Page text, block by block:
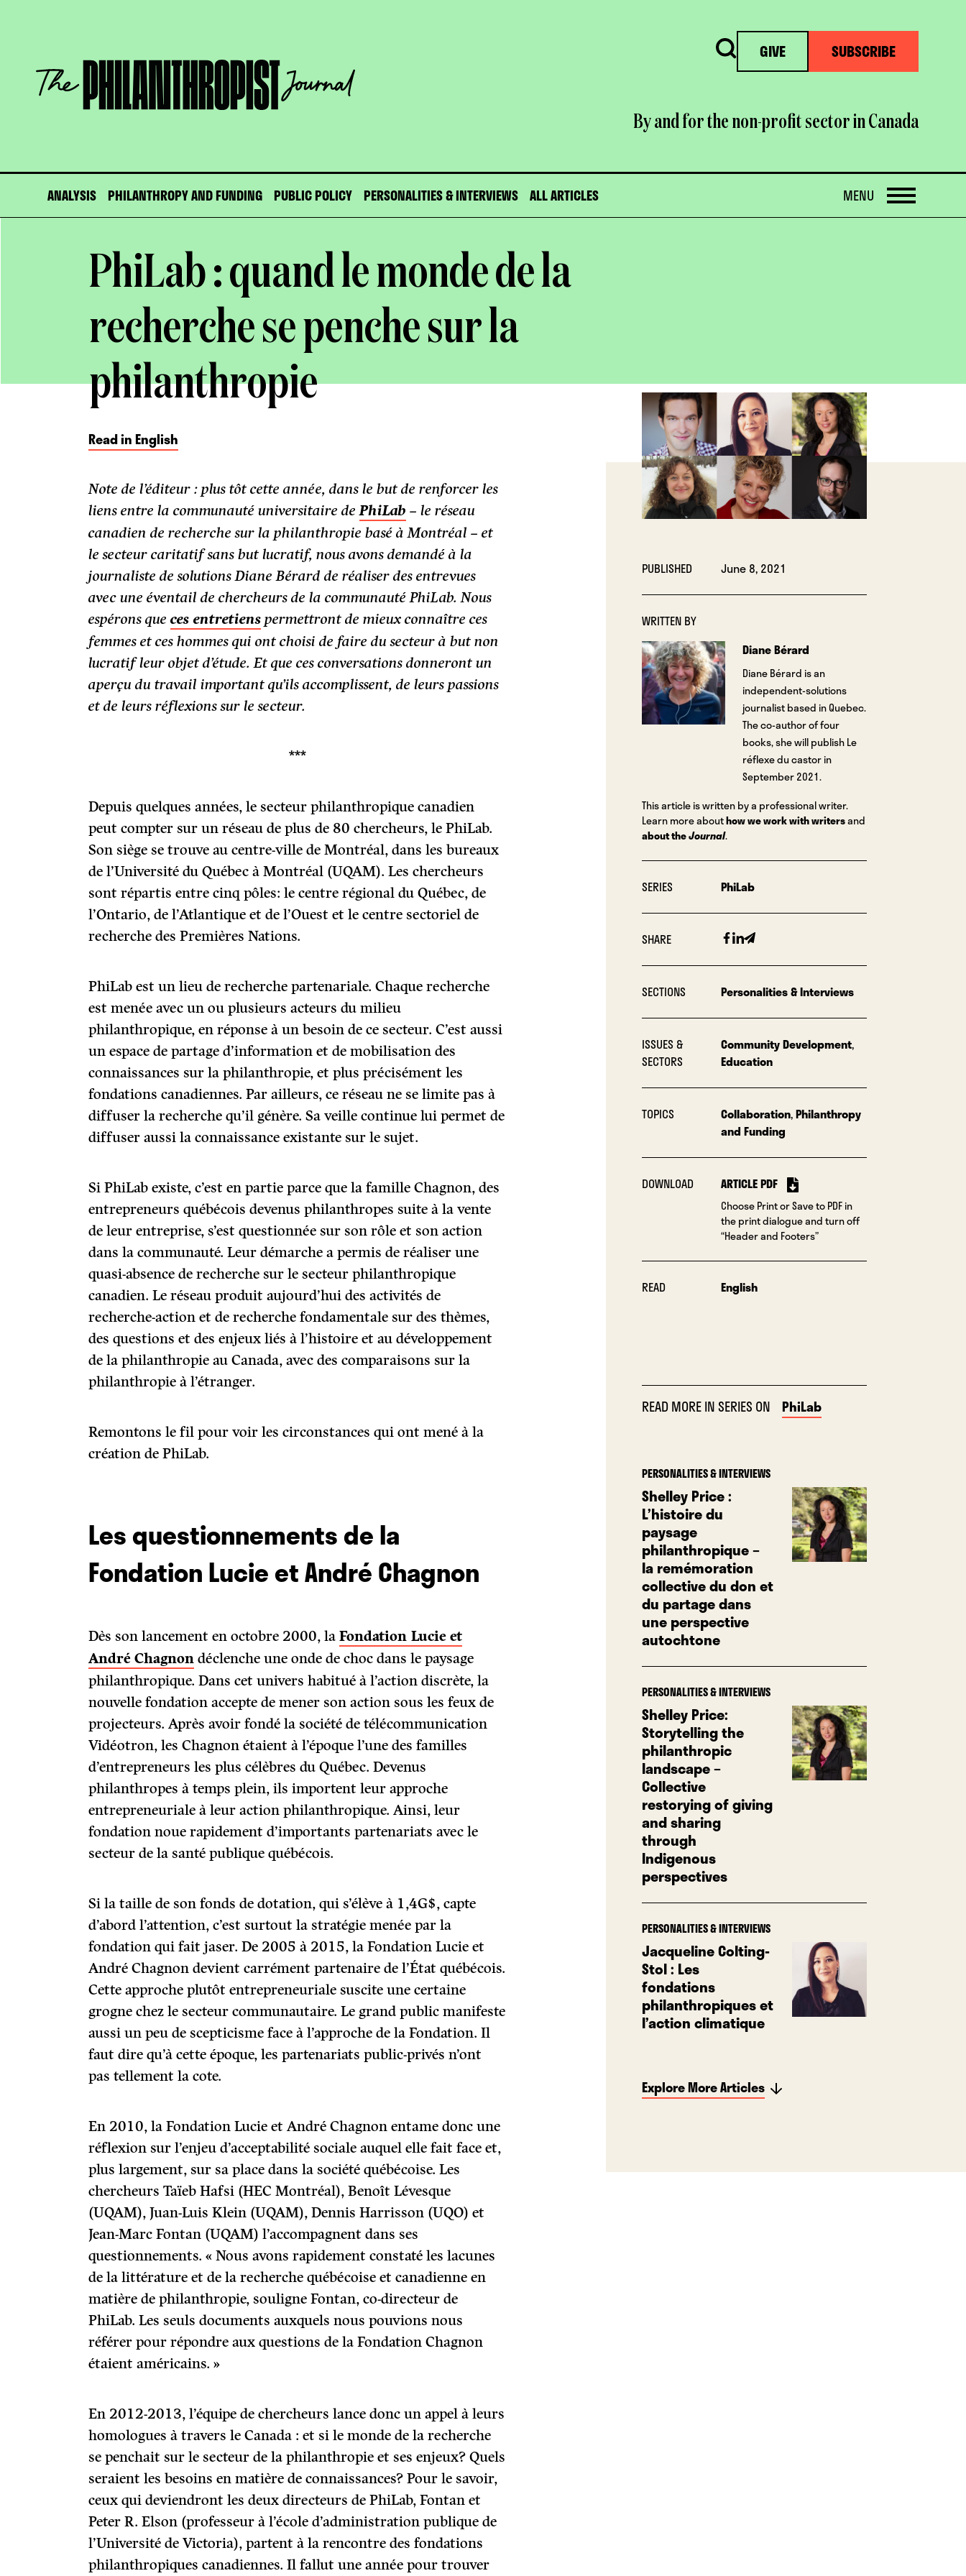
The
Philanthropist
Journal
Search GIVE SUBSCRIBE
By and for the non-profit sector in Canada
ANALYSIS PHILANTHROPY AND FUNDING PUBLIC POLICY PERSONALITIES & INTERVIEWS ALL ARTICLES OPEN
MENU
PhiLab : quand le monde de la
recherche se penche sur la
philanthropie
OPEN
IMAGE
LIGHTBOX
PUBLISHED June 8, 2021
WRITTEN BY
Diane Bérard
Diane Bérard is an
independent-solutions
journalist based in Quebec.
The co-author of four
books, she will publish Le
réflexe du castor in
September 2021.
This article is written by a professional writer.
Learn more abouthow we work with writersand
about theJournal.
SERIES PhiLab
SHARE Facebook
Linkedin
Email
SECTIONS Personalities & Interviews
ISSUES &
SECTORS
Community Development,
Education
TOPICS Collaboration,Philanthropy
and Funding
DOWNLOAD ARTICLE PDF
Choose Print or Save to PDF in
the print dialogue and turn off
“Header and Footers”
READ English
READ MORE IN SERIES ON PhiLab
PERSONALITIES & INTERVIEWS
Shelley Price :
L’histoire du
paysage
philanthropique –
la remémoration
collective du don et
du partage dans
une perspective
autochtone
PERSONALITIES & INTERVIEWS
Shelley Price:
Storytelling the
philanthropic
landscape –
Collective
restorying of giving
and sharing
through
Indigenous
perspectives
PERSONALITIES & INTERVIEWS
Jacqueline Colting-
Stol : Les
fondations
philanthropiques et
l’action climatique
Explore More Articles
Read in English
Note de l’éditeur : plus tôt cette année, dans le but de renforcer les
liens entre la communauté universitaire dePhiLab – le réseau
canadien de recherche sur la philanthropie basé à Montréal – et
le secteur caritatif sans but lucratif, nous avons demandé à la
journaliste de solutions Diane Bérard de réaliser des entrevues
avec une éventail de chercheurs de la communauté PhiLab. Nous
espérons queces entretiens permettront de mieux connaître ces
femmes et ces hommes qui ont choisi de faire du secteur à but non
lucratif leur objet d’étude. Et que ces conversations donneront un
aperçu du travail important qu’ils accomplissent, de leurs passions
et de leurs réflexions sur le secteur.
***
Depuis quelques années, le secteur philanthropique canadien
peut compter sur un réseau de plus de 80 chercheurs, le PhiLab.
Son siège se trouve au centre-ville de Montréal, dans les bureaux
de l’Université du Québec à Montréal (UQAM). Les chercheurs
sont répartis entre cinq pôles: le centre régional du Québec, de
l’Ontario, de l’Atlantique et de l’Ouest et le centre sectoriel de
recherche des Premières Nations.
PhiLab est un lieu de recherche partenariale. Chaque recherche
est menée avec un ou plusieurs acteurs du milieu
philanthropique, en réponse à un besoin de ce secteur. C’est aussi
un espace de partage d’information et de mobilisation des
connaissances sur la philanthropie, et plus précisément les
fondations canadiennes. Par ailleurs, ce réseau ne se limite pas à
diffuser la recherche qu’il génère. Sa veille continue lui permet de
diffuser aussi la connaissance existante sur le sujet.
Si PhiLab existe, c’est en partie parce que la famille Chagnon, des
entrepreneurs québécois devenus philanthropes suite à la vente
de leur entreprise, s’est questionnée sur son rôle et son action
dans la communauté. Leur démarche a permis de réaliser une
quasi-absence de recherche sur le secteur philanthropique
canadien. Le réseau produit aujourd’hui des activités de
recherche-action et de recherche fondamentale sur des thèmes,
des questions et des enjeux liés à l’histoire et au développement
de la philanthropie au Canada, avec des comparaisons sur la
philanthropie à l’étranger.
Remontons le fil pour voir les circonstances qui ont mené à la
création de PhiLab.
Les questionnements de la
Fondation Lucie et André Chagnon
Dès son lancement en octobre 2000, laFondation Lucie et
André Chagnon déclenche une onde de choc dans le paysage
philanthropique. Dans cet univers habitué à l’action discrète, la
nouvelle fondation accepte de mener son action sous les feux de
projecteurs. Après avoir fondé la société de télécommunication
Vidéotron, les Chagnon étaient à l’époque l’une des familles
d’entrepreneurs les plus célèbres du Québec. Devenus
philanthropes à temps plein, ils importent leur approche
entrepreneuriale à leur action philanthropique. Ainsi, leur
fondation noue rapidement d’importants partenariats avec le
secteur de la santé publique québécois.
Si la taille de son fonds de dotation, qui s’élève à 1,4G$, capte
d’abord l’attention, c’est surtout la stratégie menée par la
fondation qui fait jaser. De 2005 à 2015, la Fondation Lucie et
André Chagnon devient carrément partenaire de l’État québécois.
Cette approche plutôt entrepreneuriale suscite une certaine
grogne chez le secteur communautaire. Le grand public manifeste
aussi un peu de scepticisme face à l’approche de la Fondation. Il
faut dire qu’à cette époque, les partenariats public-privés n’ont
pas tellement la cote.
En 2010, la Fondation Lucie et André Chagnon entame donc une
réflexion sur l’enjeu d’acceptabilité sociale auquel elle fait face et,
plus largement, sur sa place dans la société québécoise. Les
chercheurs Taïeb Hafsi (HEC Montréal), Benoît Lévesque
(UQAM), Juan-Luis Klein (UQAM), Dennis Harrisson (UQO) et
Jean-Marc Fontan (UQAM) l’accompagnent dans ses
questionnements. « Nous avons rapidement constaté les lacunes
de la littérature et de la recherche québécoise et canadienne en
matière de philanthropie, souligne Fontan, co-directeur de
PhiLab. Les seuls documents auxquels nous pouvions nous
référer pour répondre aux questions de la Fondation Chagnon
étaient américains. »
En 2012-2013, l’équipe de chercheurs lance donc un appel à leurs
homologues à travers le Canada : et si le monde de la recherche
se penchait sur le secteur de la philanthropie et ses enjeux? Quels
seraient les besoins en matière de connaissances? Pour le savoir,
ceux qui deviendront les deux directeurs de PhiLab, Fontan et
Peter R. Elson (professeur à l’école d’administration publique de
l’Université de Victoria), partent à la rencontre des fondations
philanthropiques canadiennes. Il fallut une année pour trouver